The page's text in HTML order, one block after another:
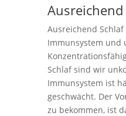
Ausreichend
Immunsystem und
Schlaf sind wir
Immunsystem ist
geschwächt. Der
zu bekommen, ist